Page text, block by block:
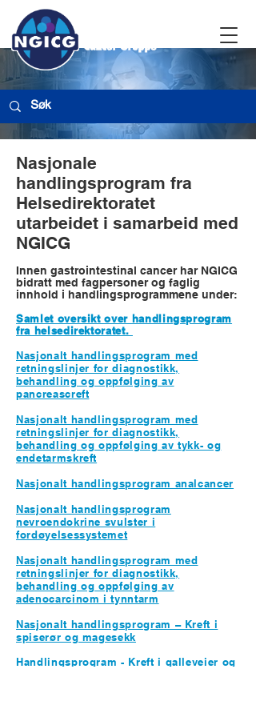
Nasjonale
handlingsprogram fra
Helsedirektoratet
utarbeidet i samarbeid med
NGICG
Innen gastrointestinal cancer har NGICG
bidratt med fagpersoner og faglig
innhold i handlingsprogrammene under:
Samlet oversikt over handlingsprogram
fra helsedirektoratet.
Nasjonalt handlingsprogram med
retningslinjer for diagnostikk,
behandling og oppfølging av
pancreascreft
Nasjonalt handlingsprogram med
retningslinjer for diagnostikk,
behandling og oppfølging av tykk- og
endetarmskreft
Nasjonalt handlingsprogram analcancer
Nasjonalt handlingsprogram
nevroendokrine svulster i
fordøyelsessystemet
Nasjonalt handlingsprogram med
retningslinjer for diagnostikk,
behandling og oppfølging av
adenocarcinom i tynntarm
Nasjonalt handlingsprogram – Kreft i
spiserør og magesekk
Handlingsprogram - Kreft i galleveier og